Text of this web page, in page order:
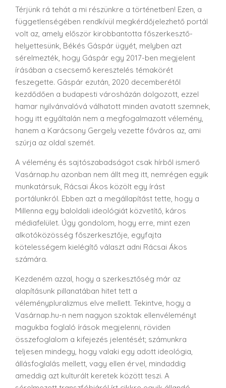
Térjünk rá tehát a mi részünkre a történetben! Ezen, a
függetlenségében rendkívül megkérdőjelezhető portál
volt az, amely először kirobbantotta főszerkesztő-
helyettesünk, Békés Gáspár ügyét, melyben azt
sérelmezték, hogy Gáspár egy 2017-ben megjelent
írásában a csecsemő keresztelés témakörét
feszegette. Gáspár ezután, 2020 decemberétől
kezdődően a budapesti városházán dolgozott, ezzel
hamar nyilvánvalóvá válhatott minden avatott szemnek,
hogy itt egyáltalán nem a megfogalmazott vélemény,
hanem a Karácsony Gergely vezette főváros az, ami
szúrja az oldal szemét.
A vélemény és sajtószabadságot csak hírből ismerő
Vasárnap.hu azonban nem állt meg itt, nemrégen egyik
munkatársuk, Rácsai Ákos közölt egy írást
portálunkról. Ebben azt a megállapítást tette, hogy a
Millenna egy baloldali ideológiát közvetítő, káros
médiafelület. Úgy gondolom, hogy erre, mint ezen
alkotóközösség főszerkesztője, egyfajta
kötelességem kielégítő választ adni Rácsai Ákos
számára.
Kezdeném azzal, hogy a szerkesztőség már az
alapításunk pillanatában hitet tett a
véleménypluralizmus elve mellett. Tekintve, hogy a
Vasárnap.hu-n nem nagyon szoktak ellenvéleményt
magukba foglaló írások megjelenni, röviden
összefoglalom a kifejezés jelentését; számunkra
teljesen mindegy, hogy valaki egy adott ideológia,
állásfoglalás mellett, vagy ellen érvel, mindaddig
ameddig azt kulturált keretek között teszi. A